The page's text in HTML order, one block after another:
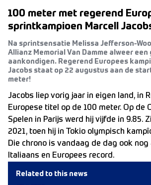
100 meter met regerend
sprintkampioen Marcell
Na sprintsensatie Melissa Jefferson-
Allianz Memorial Van Damme alweer
aankondigen. Regerend Europees
Jacobs staat op 22 augustus aan de
meter!
Jacobs liep vorig jaar in eigen land, in
Europese titel op de 100 meter. Op de
Spelen in Parijs werd hij vijfde in 9.85.
2021, toen hij in Tokio olympisch
Die chrono is vandaag de dag ook
Italiaans en Europees record.
Related to this news